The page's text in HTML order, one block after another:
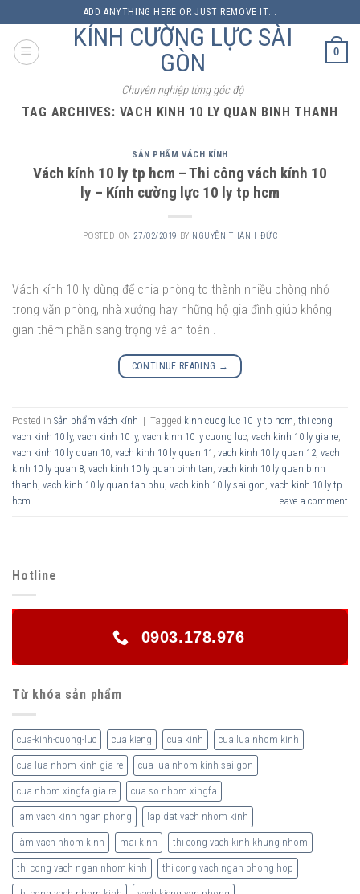
to
content
ADD ANYTHING HERE OR JUST REMOVE IT...
KÍNH CƯỜNG LỰC SÀI
GÒN
Chuyên nghiệp từng góc độ
0
TAG ARCHIVES: VACH KINH 10 LY QUAN BINH THANH
SẢN PHẨM VÁCH KÍNH
Vách kính 10 ly tp hcm – Thi công vách kính 10
ly – Kính cường lực 10 ly tp hcm
POSTED ON 27/02/2019 BY NGUYỄN THÀNH ĐỨC
Vách kính 10 ly dùng để chia phòng to thành nhiều phòng nhỏ
trong văn phòng, nhà xưởng hay những hộ gia đình giúp không
gian thêm phần sang trọng và an toàn .
CONTINUE READING →
Posted in Sản phẩm vách kính | Tagged kinh cuog luc 10 ly tp hcm thi cong
vach kinh 10 ly, vach kinh 10 ly, vach kinh 10 ly cuong luc vach kinh 10 ly gia re
vach kinh 10 ly quan 10 vach kinh 10 ly quan 11 vach kinh 10 ly quan 12 vach
kinh 10 ly quan 8 vach kinh 10 ly quan binh tan vach kinh 10 ly quan binh
thanh vach kinh 10 ly quan tan phu vach kinh 10 ly sai gon vach kinh 10 ly tp
hcm
Leave a comment
Hotline
0903.178.976
Từ khóa sản phẩm
cua-kinh-cuong-luc cua kieng cua kinh cua lua nhom kinh
cua lua nhom kinh gia re cua lua nhom kinh sai gon
cua nhom xingfa gia re cua so nhom xingfa
lam vach kinh ngan phong lap dat vach nhom kinh
làm vach nhom kinh mai kinh thi cong vach kinh khung nhom
thi cong vach ngan nhom kinh thi cong vach ngan phong hop